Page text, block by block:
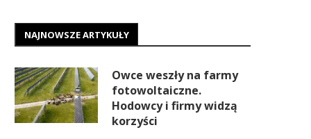
NAJNOWSZE ARTYKUŁY
Owce weszły na farmy
fotowoltaiczne.
Hodowcy i firmy widzą
korzyści